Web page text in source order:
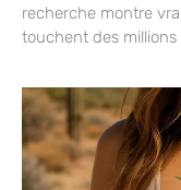
recherche montre
touchent des